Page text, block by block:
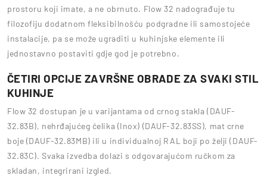
prostoru koji imate, a ne obrnuto. Flow 32 nadograđuje tu
filozofiju dodatnom fleksibilnošću podgradne ili samostojeće
instalacije, pa se može ugraditi u kuhinjske elemente ili
jednostavno postaviti gdje god je potrebno.
ČETIRI OPCIJE ZAVRŠNE OBRADE ZA SVAKI STIL
KUHINJE
Flow 32 dostupan je u varijantama od crnog stakla (DAUF-
32.83B), nehrđajućeg čelika (Inox) (DAUF-32.83SS), mat crne
boje (DAUF-32.83MB) ili u individualnoj RAL boji po želji (DAUF-
32.83C). Svaka izvedba dolazi s odgovarajućom ručkom za
skladan, integrirani izgled.